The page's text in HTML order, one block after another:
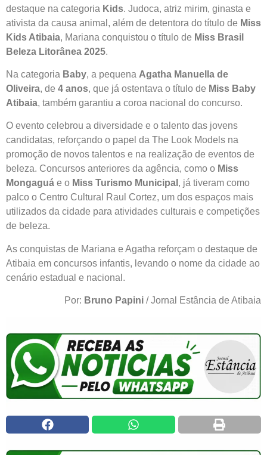
destaque na categoria Kids. Judoca, atriz mirim, ginasta e
ativista da causa animal, além de detentora do título de Miss
Kids Atibaia, Mariana conquistou o título de Miss Brasil
Beleza Litorânea 2025.
Na categoria Baby, a pequena Agatha Manuella de
Oliveira, de 4 anos, que já ostentava o título de Miss Baby
Atibaia, também garantiu a coroa nacional do concurso.
O evento celebrou a diversidade e o talento das jovens
candidatas, reforçando o papel da The Look Models na
promoção de novos talentos e na realização de eventos de
beleza. Concursos anteriores da agência, como o Miss
Mongaguá e o Miss Turismo Municipal , já tiveram como
palco o Centro Cultural Raul Cortez, um dos espaços mais
utilizados da cidade para atividades culturais e competições
de beleza.
As conquistas de Mariana e Agatha reforçam o destaque de
Atibaia em concursos infantis, levando o nome da cidade ao
cenário estadual e nacional.
Por: Bruno Papini / Jornal Estância de Atibaia